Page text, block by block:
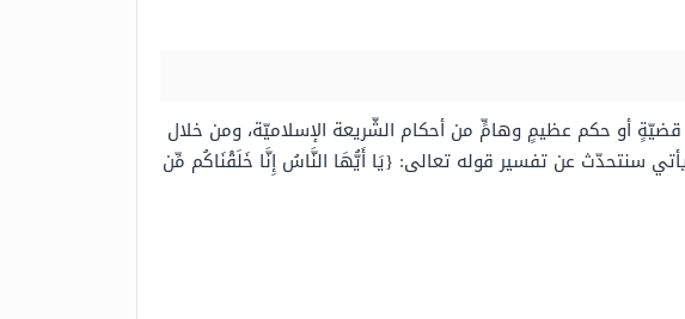
قضيّةٍ أو حكم عظيمٍ وهامٍّ من أحكام الشّريعة الإسلاميّة، ومن خلال
سنتحدّث عن تفسير قوله تعالى: {يَا أَيُّهَا النَّاسُ إِنَّا خَلَقْنَاكُم مِّن